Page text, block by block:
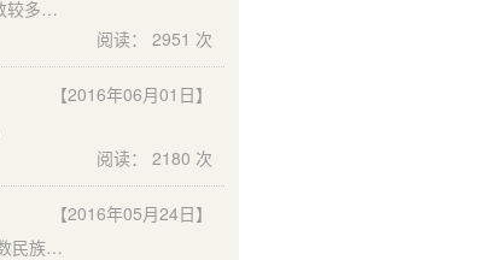
据《钱文忠解读百家姓》可知鲁姓主要来源有： 第一，出自姬姓，源于鲁国封地。 第二，源于鲜卑族，人数较多。 第三，其他少数民族改姓，如白族、土家族、女真族勃术鲁改姓等。
阅读： 2951 次
【2016年06月01日】
阅读： 2180 次
【2016年05月24日】
据《钱文忠解读百家姓》可知苏姓是个大姓。 苏姓的主要来源有： 第一，出自颛顼帝之后。 第二，出自少数民族中的苏姓，汉化改姓